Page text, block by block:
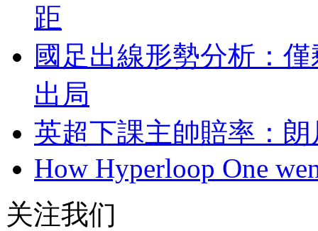
距
國足出線形勢分析
出局
英超下課主帥賠率
How Hyperloop One
关注我们